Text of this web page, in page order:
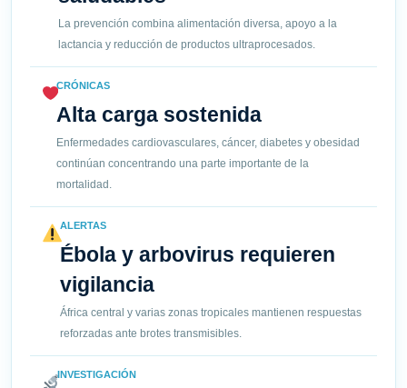
La prevención combina alimentación diversa, apoyo a la
lactancia y reducción de productos ultraprocesados.
CRÓNICAS
Alta carga sostenida
Enfermedades cardiovasculares, cáncer, diabetes y obesidad
continúan concentrando una parte importante de la
mortalidad.
ALERTAS
Ébola y arbovirus requieren
vigilancia
África central y varias zonas tropicales mantienen respuestas
reforzadas ante brotes transmisibles.
INVESTIGACIÓN